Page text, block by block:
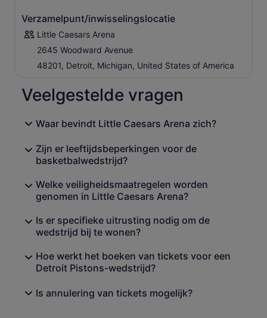
Verzamelpunt/inwisselingslocatie
Little Caesars Arena
2645 Woodward Avenue
48201, Detroit, Michigan, United States of America
Veelgestelde vragen
Waar bevindt Little Caesars Arena zich?
Zijn er leeftijdsbeperkingen voor de
basketbalwedstrijd?
Welke veiligheidsmaatregelen worden
genomen in Little Caesars Arena?
Is er specifieke uitrusting nodig om de
wedstrijd bij te wonen?
Hoe werkt het boeken van tickets voor een
Detroit Pistons-wedstrijd?
Is annulering van tickets mogelijk?